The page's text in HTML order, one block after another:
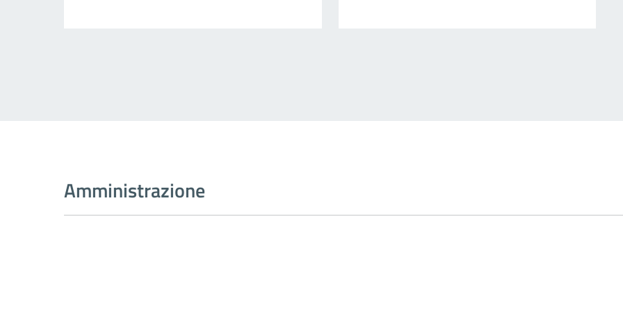
Amministrazione